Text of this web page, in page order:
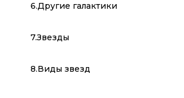
6.Другие галактики
7.Звезды
8.Виды звезд